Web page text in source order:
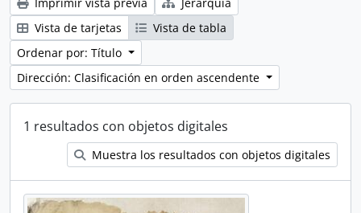
Vista de tarjetas
Vista de tabla
Ordenar por: Título
Dirección: Clasificación en orden ascendente
1 resultados con objetos digitales
Muestra los resultados con objetos digitales